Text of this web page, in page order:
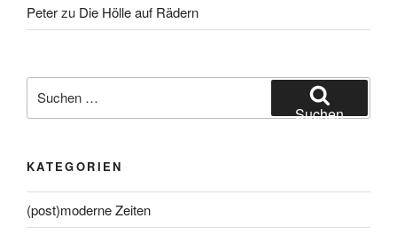
Peterzu Die Hölle auf Rädern
nach:
Suchen
KATEGORIEN
(post)moderne Zeiten